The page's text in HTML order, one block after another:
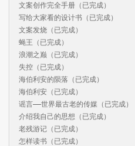
文案创作完全手册（已完成）
写给大家看的设计书（已完成）
文案发烧（已完成）
蝇王（已完成）
浪潮之巅（已完成）
失控（已完成）
海伯利安的陨落（已完成）
海伯利安（已完成）
谣言——世界最古老的传媒（已完成）
介绍我自己的思想（已完成）
老残游记（已完成）
怎样读书（已完成）